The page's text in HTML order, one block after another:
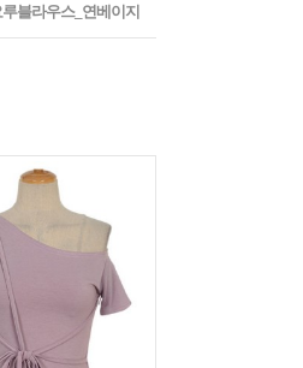
블라우스_연베이지